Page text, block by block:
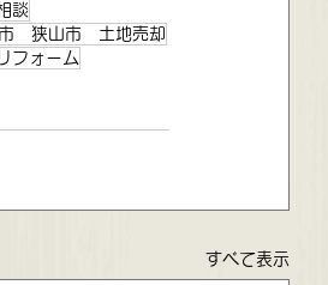
談
狭山市 土地売却
フォーム
すべて表示